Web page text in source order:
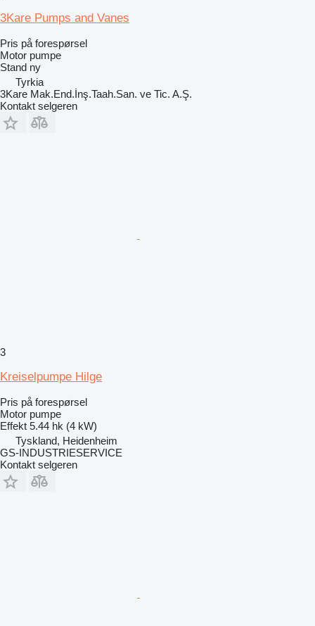
3Kare Pumps and Vanes
Pris på forespørsel
Motor pumpe
Stand ny
Tyrkia
3Kare Mak.End.İnş.Taah.San. ve Tic. A.Ş.
Kontakt selgeren
3
Kreiselpumpe Hilge
Pris på forespørsel
Motor pumpe
Effekt 5.44 hk (4 kW)
Tyskland, Heidenheim
GS-INDUSTRIESERVICE
Kontakt selgeren